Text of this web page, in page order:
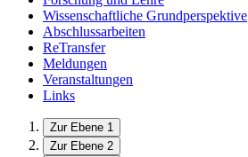
Wissenschaftliche Grundperspektive
Abschlussarbeiten
ReTransfer
Meldungen
Veranstaltungen
Links
Zur Ebene 1
Zur Ebene 2